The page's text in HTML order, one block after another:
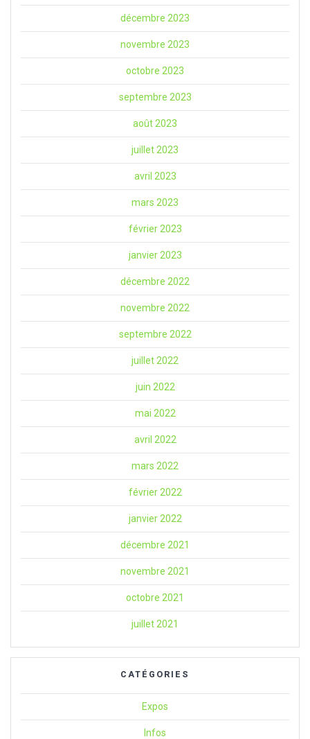
décembre 2023
novembre 2023
octobre 2023
septembre 2023
août 2023
juillet 2023
avril 2023
mars 2023
février 2023
janvier 2023
décembre 2022
novembre 2022
septembre 2022
juillet 2022
juin 2022
mai 2022
avril 2022
mars 2022
février 2022
janvier 2022
décembre 2021
novembre 2021
octobre 2021
juillet 2021
CATÉGORIES
Expos
Infos